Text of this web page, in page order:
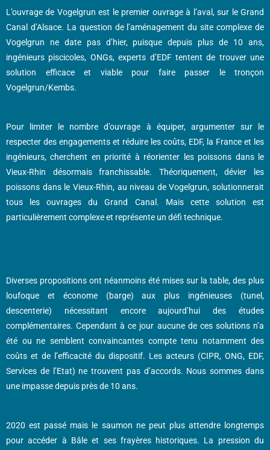
L’ouvrage de Vogelgrun est le premier ouvrage à l’aval, sur le Grand
Canal d’Alsace. La question de l’aménagement du site complexe de
Vogelgrun ne date pas d’hier, puisque depuis plus de 10 ans,
ingénieurs piscicoles, ONGs, experts d’EDF tentent de trouver une
solution efficace et viable pour faire passer le tronçon
Vogelgrun/Kembs.
Pour limiter le nombre d’ouvrage à équiper, argumenter sur le
respecter des engagements et réduire les coûts, EDF, la France et les
ingénieurs, cherchent en priorité à réorienter les poissons dans le
Vieux-Rhin désormais franchissable. Théoriquement, dévier les
poissons dans le Vieux-Rhin, au niveau de Vogelgrun, solutionnerait
tous les ouvrages du Grand Canal. Mais cette solution est
particulièrement complexe et représente un défi technique.
Diverses propositions ont néanmoins été mises sur la table, des plus
loufoque et économe (barge) aux plus ingénieuses (tunel,
descenterie) nécessitant encore aujourd’hui des études
complémentaires. Cependant à ce jour aucune de ces solutions n’a
été ou ne semblent convaincantes compte tenu notamment des
coûts et de l’efficacité du dispositif. Les acteurs (CIPR, ONG, EDF,
Services de l’Etat) ne trouvent pas d’accords. Nous sommes dans
une impasse depuis près de 10 ans.
2020 est passé mais le saumon ne peut plus attendre longtemps
pour accéder à Bâle et ses frayères historiques. La pression du